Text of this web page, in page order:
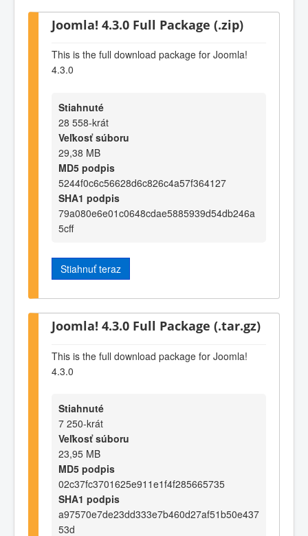
Joomla! 4.3.0 Full Package (.zip)
This is the full download package for Joomla!
4.3.0
Stiahnuté
28 558-krát
Veľkosť súboru
29,38 MB
MD5 podpis
5244f0c6c56628d6c826c4a57f364127
SHA1 podpis
79a080e6e01c0648cdae5885939d54db246a
5cff
Stiahnuť teraz
Joomla! 4.3.0 Full Package (.tar.gz)
This is the full download package for Joomla!
4.3.0
Stiahnuté
7 250-krát
Veľkosť súboru
23,95 MB
MD5 podpis
02c37fc3701625e911e1f4f285665735
SHA1 podpis
a97570e7de23dd333e7b460d27af51b50e437
53d